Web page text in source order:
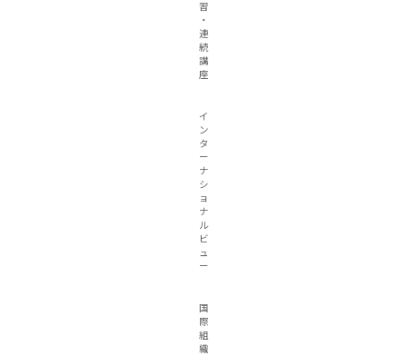
習
・
連
続
講
座
イ
ン
タ
ー
ナ
シ
ョ
ナ
ル
ビ
ュ
ー
国
際
組
織